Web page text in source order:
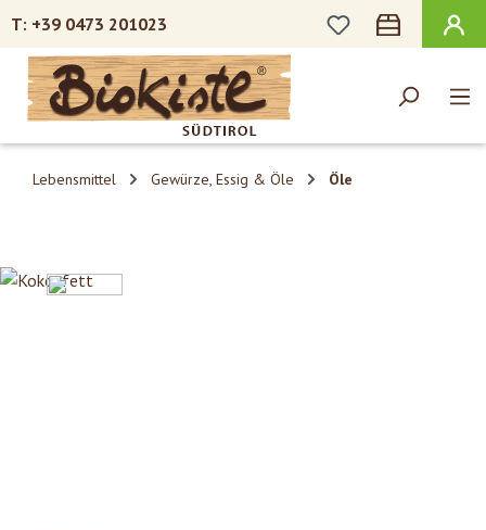
Zum Hauptinhalt springen
+39 0473 201023
DU HAST 0
Lebensmittel Gewürze, Essig & Öle Öle
Bildergalerie überspringen